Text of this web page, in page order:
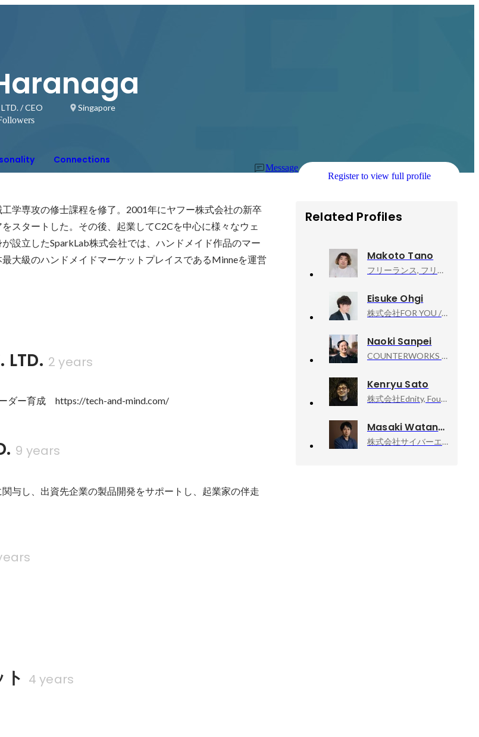
/ CEO
Singapore
Connections
Message
Register to view full profile
学専攻の修士課程を修了。2001年にヤフー株式会社の新卒
スタートした。その後、起業してC2Cを中心に様々なウェ
設立したSparkLab株式会社では、ハンドメイド作品のマー
大級のハンドメイドマーケットプレイスであるMinneを運営
LTD. 2 years
- 開発組織支援・エンジニアリーダー育成　https://tech-and-mind.com/
9 years
与し、出資先企業の製品開発をサポートし、起業家の伴走
4 years
Related Profiles
Makoto Tano
フリーランス, フリーランスエンジニア
Eisuke Ohgi
株式会社FOR YOU / FOR YOU Inc., IP Produce Div. 執行役員
Naoki Sanpei
COUNTERWORKS inc, CEO
Kenryu Sato
株式会社Ednity, Founder & CEO
Masaki Watanabe
株式会社サイバーエージェント, 新R25編集長